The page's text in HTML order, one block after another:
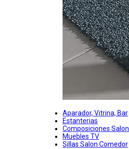
Aparador, Vitrina, Bar
Estanterias
Composiciones Salon
Muebles TV
Sillas Salon Comedor